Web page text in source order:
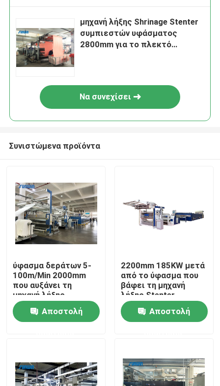
Σπίτι
Περίπου εμείς
μηχανή λήξης Shrinage Stenter
συμπιεστών υφάσματος
2800mm για το πλεκτό
Να συνεχίσει
Συνιστώμενα προϊόντα
ύφασμα δεράτων 5-
100m/Min 2000mm
που αυξάνει τη
μηχανή λήξης
υφάσματος Stenter
μηχανώνΑποστολή
2200mm 185KW μετά
από το ύφασμα που
βάφει τη μηχανή
λήξης Stenter
ρύθμισης
θερμότητας
υφάσματος
Αποστολή